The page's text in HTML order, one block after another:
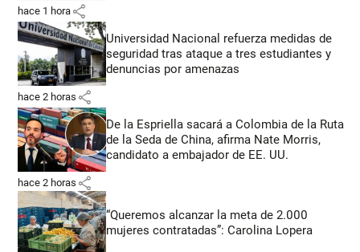
hace 1 hora share
Universidad Nacional refuerza medidas de
seguridad tras ataque a tres estudiantes y
denuncias por amenazas
hace 2 horas share
De la Espriella sacará a Colombia de la Ruta
de la Seda de China, afirma Nate Morris,
candidato a embajador de EE. UU.
hace 2 horas share
“Queremos alcanzar la meta de 2.000
mujeres contratadas”: Carolina Lopera